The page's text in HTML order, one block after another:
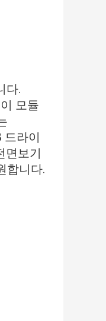
다.
모듈
드라이
면보기
합니다.